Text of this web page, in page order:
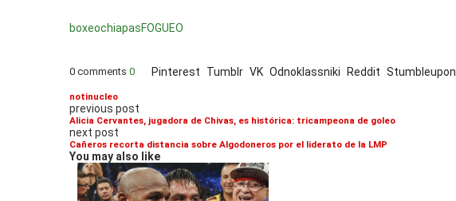
boxeochiapasFOGUEO
0 comments 0 Pinterest Tumblr VK Odnoklassniki Reddit Stumbleupon
notinucleo
previous post
Alicia Cervantes, jugadora de Chivas, es histórica: tricampeona de goleo
next post
Cañeros recorta distancia sobre Algodoneros por el liderato de la LMP
You may also like